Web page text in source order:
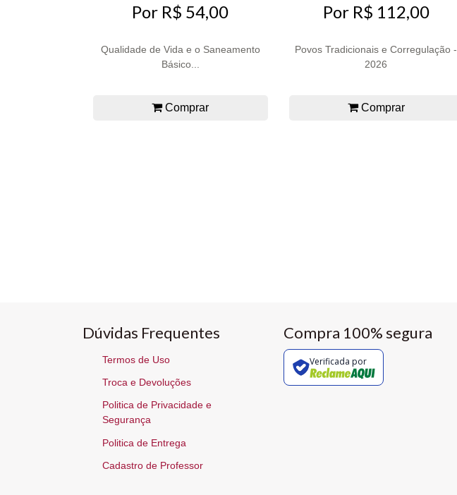
Por R$ 54,00
Qualidade de Vida e o Saneamento
Básico...
Comprar
Por R$ 112,00
Povos Tradicionais e Corregulação -
2026
Comprar
Dúvidas Frequentes
Termos de Uso
Troca e Devoluções
Politica de Privacidade e
Segurança
Politica de Entrega
Cadastro de Professor
Compra 100% segura
Verificada por